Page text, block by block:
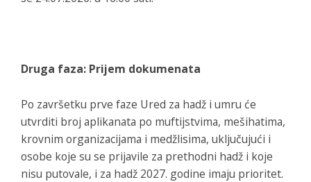
Druga faza: Prijem dokumenata
Po završetku prve faze Ured za hadž i umru će
utvrditi broj aplikanata po muftijstvima, mešihatima,
krovnim organizacijama i medžlisima, uključujući i
osobe koje su se prijavile za prethodni hadž i koje
nisu putovale, i za hadž 2027. godine imaju prioritet.